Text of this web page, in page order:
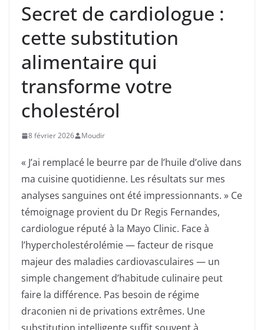
Secret de cardiologue :
cette substitution
alimentaire qui
transforme votre
cholestérol
8 février 2026 Moudir
« J’ai remplacé le beurre par de l’huile d’olive dans
ma cuisine quotidienne. Les résultats sur mes
analyses sanguines ont été impressionnants. » Ce
témoignage provient du Dr Regis Fernandes,
cardiologue réputé à la Mayo Clinic. Face à
l’hypercholestérolémie — facteur de risque
majeur des maladies cardiovasculaires — un
simple changement d’habitude culinaire peut
faire la différence. Pas besoin de régime
draconien ni de privations extrêmes. Une